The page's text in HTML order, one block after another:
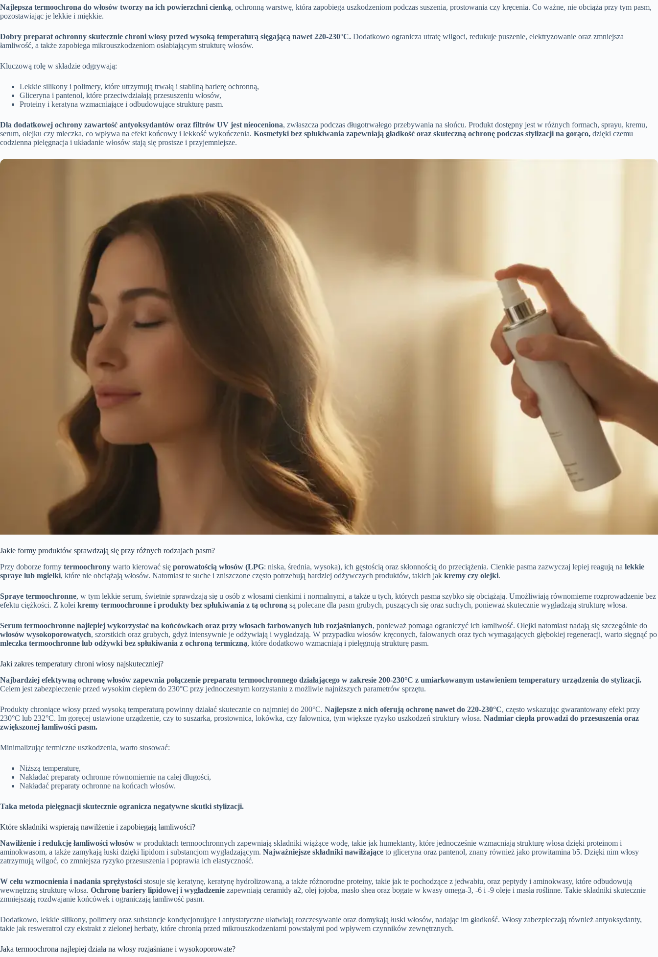
Najlepsza termoochrona do włosów tworzy na ich powierzchni cienką, ochronną warstwę, która zapobiega uszkodzeniom podczas suszenia, prostowania czy kręcenia. Co ważne, nie obciąża przy tym pasm,
pozostawiając je lekkie i miękkie.
Dobry preparat ochronny skutecznie chroni włosy przed wysoką temperaturą sięgającą nawet 220-230°C. Dodatkowo ogranicza utratę wilgoci, redukuje puszenie, elektryzowanie oraz zmniejsza
łamliwość, a także zapobiega mikrouszkodzeniom osłabiającym strukturę włosów.
Kluczową rolę w składzie odgrywają:
Lekkie silikony i polimery, które utrzymują trwałą i stabilną barierę ochronną,
Gliceryna i pantenol, które przeciwdziałają przesuszeniu włosów,
Proteiny i keratyna wzmacniające i odbudowujące strukturę pasm.
Dla dodatkowej ochrony zawartość antyoksydantów oraz filtrów UV jest nieoceniona, zwłaszcza podczas długotrwałego przebywania na słońcu. Produkt dostępny jest w różnych formach, sprayu, kremu,
serum, olejku czy mleczka, co wpływa na efekt końcowy i lekkość wykończenia. Kosmetyki bez spłukiwania zapewniają gładkość oraz skuteczną ochronę podczas stylizacji na gorąco, dzięki czemu
codzienna pielęgnacja i układanie włosów stają się prostsze i przyjemniejsze.
Jakie formy produktów sprawdzają się przy różnych rodzajach pasm?
Przy doborze formy termoochrony warto kierować się porowatością włosów (LPG: niska, średnia, wysoka), ich gęstością oraz skłonnością do przeciążenia. Cienkie pasma zazwyczaj lepiej reagują na lekkie
spraye lub mgiełki, które nie obciążają włosów. Natomiast te suche i zniszczone często potrzebują bardziej odżywczych produktów, takich jak kremy czy olejki.
Spraye termoochronne, w tym lekkie serum, świetnie sprawdzają się u osób z włosami cienkimi i normalnymi, a także u tych, których pasma szybko się obciążają. Umożliwiają równomierne rozprowadzenie bez
efektu ciężkości. Z kolei kremy termoochronne i produkty bez spłukiwania z tą ochroną są polecane dla pasm grubych, puszących się oraz suchych, ponieważ skutecznie wygładzają strukturę włosa.
Serum termoochronne najlepiej wykorzystać na końcówkach oraz przy włosach farbowanych lub rozjaśnianych, ponieważ pomaga ograniczyć ich łamliwość. Olejki natomiast nadają się szczególnie do
włosów wysokoporowatych, szorstkich oraz grubych, gdyż intensywnie je odżywiają i wygładzają. W przypadku włosów kręconych, falowanych oraz tych wymagających głębokiej regeneracji, warto sięgnąć po
mleczka termoochronne lub odżywki bez spłukiwania z ochroną termiczną, które dodatkowo wzmacniają i pielęgnują strukturę pasm.
Jaki zakres temperatury chroni włosy najskuteczniej?
Najbardziej efektywną ochronę włosów zapewnia połączenie preparatu termoochronnego działającego w zakresie 200-230°C z umiarkowanym ustawieniem temperatury urządzenia do stylizacji.
Celem jest zabezpieczenie przed wysokim ciepłem do 230°C przy jednoczesnym korzystaniu z możliwie najniższych parametrów sprzętu.
Produkty chroniące włosy przed wysoką temperaturą powinny działać skutecznie co najmniej do 200°C. Najlepsze z nich oferują ochronę nawet do 220-230°C, często wskazując gwarantowany efekt przy
230°C lub 232°C. Im goręcej ustawione urządzenie, czy to suszarka, prostownica, lokówka, czy falownica, tym większe ryzyko uszkodzeń struktury włosa. Nadmiar ciepła prowadzi do przesuszenia oraz
zwiększonej łamliwości pasm.
Minimalizując termiczne uszkodzenia, warto stosować:
Niższą temperaturę,
Nakładać preparaty ochronne równomiernie na całej długości,
Nakładać preparaty ochronne na końcach włosów.
Taka metoda pielęgnacji skutecznie ogranicza negatywne skutki stylizacji.
Które składniki wspierają nawilżenie i zapobiegają łamliwości?
Nawilżenie i redukcję łamliwości włosów w produktach termoochronnych zapewniają składniki wiążące wodę, takie jak humektanty, które jednocześnie wzmacniają strukturę włosa dzięki proteinom i
aminokwasom, a także zamykają łuski dzięki lipidom i substancjom wygładzającym. Najważniejsze składniki nawilżające to gliceryna oraz pantenol, znany również jako prowitamina b5. Dzięki nim włosy
zatrzymują wilgoć, co zmniejsza ryzyko przesuszenia i poprawia ich elastyczność.
W celu wzmocnienia i nadania sprężystości stosuje się keratynę, keratynę hydrolizowaną, a także różnorodne proteiny, takie jak te pochodzące z jedwabiu, oraz peptydy i aminokwasy, które odbudowują
wewnętrzną strukturę włosa. Ochronę bariery lipidowej i wygładzenie zapewniają ceramidy a2, olej jojoba, masło shea oraz bogate w kwasy omega-3, -6 i -9 oleje i masła roślinne. Takie składniki skutecznie
zmniejszają rozdwajanie końcówek i ograniczają łamliwość pasm.
Dodatkowo, lekkie silikony, polimery oraz substancje kondycjonujące i antystatyczne ułatwiają rozczesywanie oraz domykają łuski włosów, nadając im gładkość. Włosy zabezpieczają również antyoksydanty,
takie jak resweratrol czy ekstrakt z zielonej herbaty, które chronią przed mikrouszkodzeniami powstałymi pod wpływem czynników zewnętrznych.
Jaka termoochrona najlepiej działa na włosy rozjaśniane i wysokoporowate?